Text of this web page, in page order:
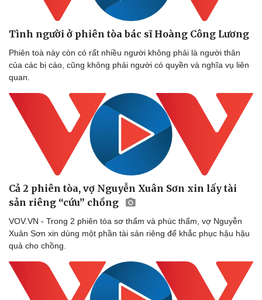
Tình người ở phiên tòa bác sĩ Hoàng Công Lương
Phiên toà này còn có rất nhiều người không phải là người thân
của các bị cáo, cũng không phải người có quyền và nghĩa vụ liên
quan.
Cả 2 phiên tòa, vợ Nguyễn Xuân Sơn xin lấy tài
sản riêng “cứu” chồng
VOV.VN - Trong 2 phiên tòa sơ thẩm và phúc thẩm, vợ Nguyễn
Xuân Sơn xin dùng một phần tài sản riêng để khắc phục hậu hậu
quả cho chồng.